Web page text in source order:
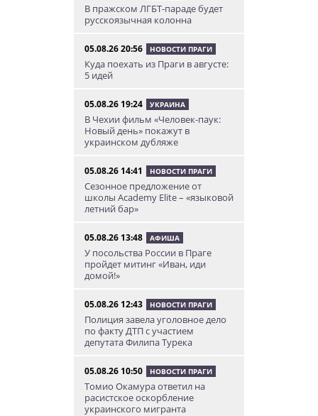
В пражском ЛГБТ-параде будет
русскоязычная колонна
05.08.26 20:56 НОВОСТИ ПРАГИ
Куда поехать из Праги в августе:
5 идей
05.08.26 19:24 УКРАИНА
В Чехии фильм «Человек-паук:
Новый день» покажут в
украинском дубляже
05.08.26 14:41 НОВОСТИ ПРАГИ
Сезонное предложение от
школы Academy Elite – «языковой
летний бар»
05.08.26 13:48 АФИША
У посольства России в Праге
пройдет митинг «Иван, иди
домой!»
05.08.26 12:43 НОВОСТИ ПРАГИ
Полиция завела уголовное дело
по факту ДТП с участием
депутата Филипа Турека
05.08.26 10:50 НОВОСТИ ПРАГИ
Томио Окамура ответил на
расистское оскорбление
украинского мигранта